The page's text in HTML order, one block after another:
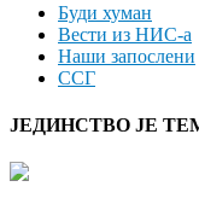
Буди хуман
Вести из НИС-а
Наши запослени
ССГ
ЈЕДИНСТВО ЈЕ